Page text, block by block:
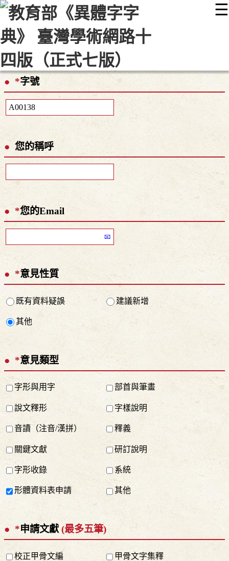
☰
::: 最新消息 常見問題 編輯說明
顯示模式
網站導覽
*字號
您的稱呼
*您的Email
*意見性質
既有資料疑誤 建議新增
其他
*意見類型
字形與用字 部首與筆畫
說文釋形 字樣說明
音讀（注音/漢拼） 釋義
關鍵文獻 研訂說明
字形收錄 系統
形體資料表申請 其他
*申請文獻 (最多五筆)
校正甲骨文編 甲骨文字集釋